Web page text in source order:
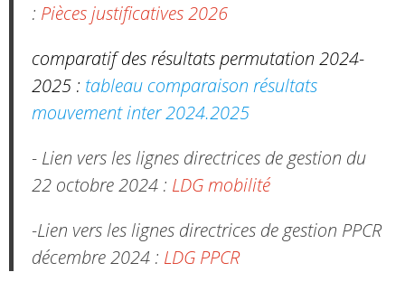
: Pièces justificatives 2026
comparatif des résultats permutation 2024-
2025 : tableau comparaison résultats
mouvement inter 2024.2025
- Lien vers les lignes directrices de gestion du
22 octobre 2024 : LDG mobilité
-Lien vers les lignes directrices de gestion PPCR
décembre 2024 : LDG PPCR